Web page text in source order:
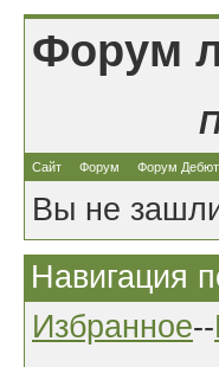
Форум
Сайт Форум Форум
Вы не
Навигация
Избранное--